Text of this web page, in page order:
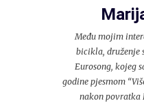
Među mojim
bicikla, druženje
Eurosong, kojeg
godine pjesmom
nakon povratka